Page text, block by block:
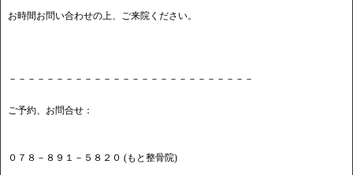
お時間お問い合わせの上、ご来院ください。
－－－－－－－－－－－－－－－－－－－－－－－－－－
ご予約、お問合せ：
０７８－８９１－５８２０ (もと整骨院)